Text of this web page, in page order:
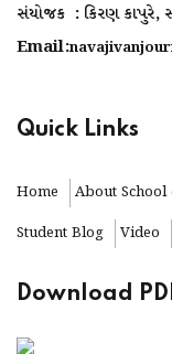
સંયોજક : કિરણ કાપુરે,
Email:
Quick Links
Home About
Student Blog
Video
Download